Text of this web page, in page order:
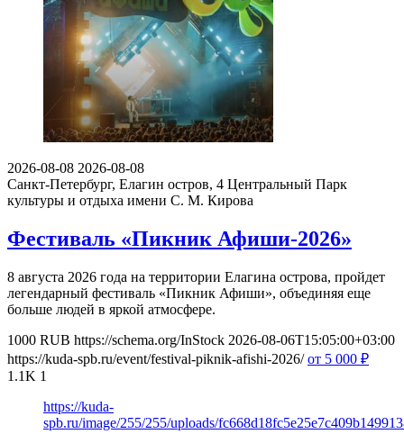
2026-08-08 2026-08-08
Санкт-Петербург, Елагин остров, 4 Центральный Парк
культуры и отдыха имени С. М. Кирова
Фестиваль «Пикник Афиши-2026»
8 августа 2026 года на территории Елагина острова, пройдет
легендарный фестиваль «Пикник Афиши», объединяя еще
больше людей в яркой атмосфере.
1000 RUB https://schema.org/InStock 2026-08-06T15:05:00+03:00
https://kuda-spb.ru/event/festival-piknik-afishi-2026/ от 5 000 ₽
1.1K 1
https://kuda-
spb.ru/image/255/255/uploads/